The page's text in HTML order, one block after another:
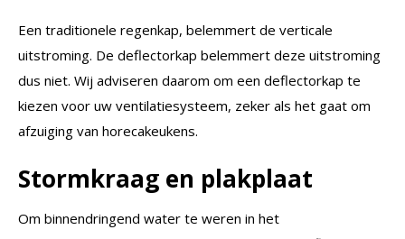
Een traditionele regenkap, belemmert de verticale
uitstroming. De deflectorkap belemmert deze uitstroming
dus niet. Wij adviseren daarom om een deflectorkap te
kiezen voor uw ventilatiesysteem, zeker als het gaat om
afzuiging van horecakeukens.
Stormkraag en plakplaat
Om binnendringend water te weren in het